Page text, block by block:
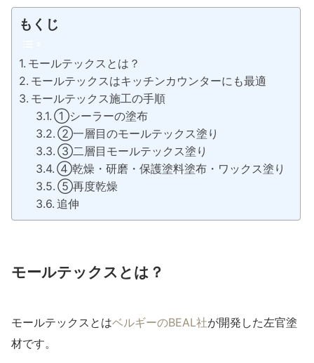
もくじ
モールテックスとは？
モールテックスはキッチンカウンターにも最適
モールテックス施工の手順
①シーラーの塗布
②一層目のモールテックス塗り
③二層目モールテックス塗り
④乾燥・研磨・保護塗料塗布・ワックス塗り
⑤再度乾燥
追伸
モールテックスとは？
モールテックスとはベルギーのBEAL社が開発した左官塗
材です。